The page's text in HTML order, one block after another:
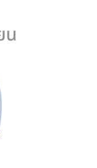
น